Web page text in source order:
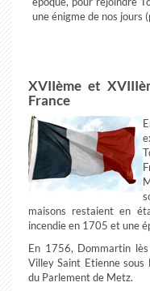
une énigme de nos jours
XVIIème et
France
maisons restaient en
incendie en 1705 et une
En 1756, Dommartin
Villey Saint Etienne
du Parlement de Metz.